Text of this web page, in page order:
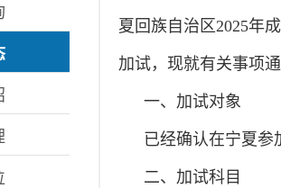
夏回族自治区2025年
加试，现就有关事项通
一、加试对象
已经确认在宁夏参
二、加试科目